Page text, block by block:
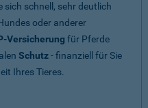
sich schnell, sehr deutlich
oder anderer
Versicherung für Pferde
Schutz- finanziell für Sie
Ihres Tieres.